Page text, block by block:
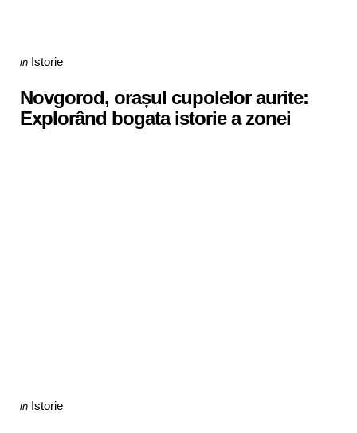
Categories
Posted
in Istorie
Novgorod, orașul cupolelor aurite:
Explorând bogata istorie a zonei
Categories
Posted
in Istorie